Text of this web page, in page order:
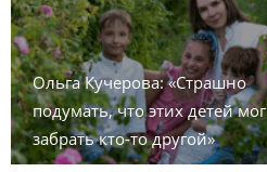
Ольга Кучерова: «Страшно
подумать, что этих детей мог
забрать кто-то другой»